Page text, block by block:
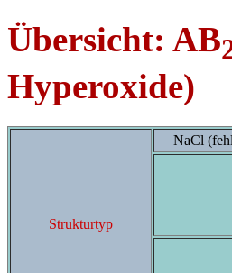
Übersicht: AB
Hyperoxide)
Strukturtyp
NaCl